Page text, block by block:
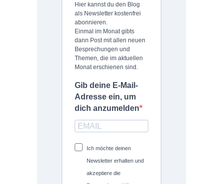
Hier kannst du den Blog
als Newsletter kostenfrei
abonnieren.
Einmal im Monat gibts
dann Post mit allen neuen
Besprechungen und
Themen, die im aktuellen
Monat erschienen sind.
Gib deine E-Mail-
Adresse ein, um
dich anzumelden
Ich möchte deinen
Newsletter erhalten und
akzeptiere die